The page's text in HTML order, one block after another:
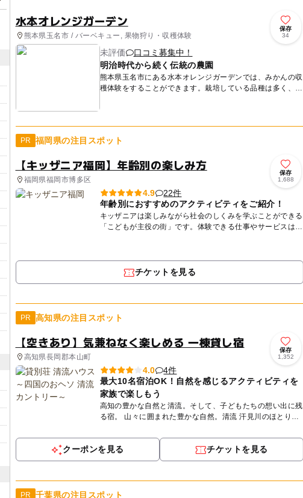
水本オレンジガーデン
熊本県玉名市 / バーベキュー, 果物狩り・収穫体験
保存
34
未評価
口コミ募集中！
明治時代から続く伝統の農園
熊本県玉名市にある水本オレンジガーデンでは、みかんの収
穫体験をすることができます。栽培している品種は多く、全
ことはできま...
PR 福岡県の注目スポット
【キッザニア福岡】年齢別の楽しみ方
福岡県福岡市博多区
保存
1,688
4.9
22件
年齢別におすすめのアクティビティをご紹介！
キッザニアは楽しみながら社会のしくみを学ぶことができる
「こどもが主役の街」です。体験できる仕事やサービスは約
チケットを見る
PR 高知県の注目スポット
【空きあり】気兼ねなく楽しめる 一棟貸し宿
高知県長岡郡本山町
保存
1,352
4.0
4件
最大10名宿泊OK！自然を感じるアクティビティを
家族で楽しもう
高知の豊かな自然と清流。そして、子どもたちの想い出に残
る宿。 山々に囲まれた豊かな自然。清流 汗見川のほとり。
つな...
クーポンを見る チケットを見る
PR 千葉県の注目スポット